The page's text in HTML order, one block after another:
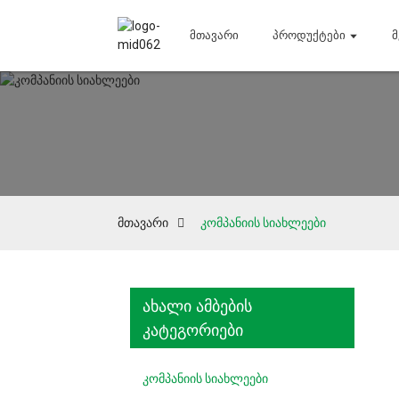
Მთავარი Პროდუქტები
მთავარი კომპანიის სიახლეები
ახალი ამბების
კატეგორიები
კომპანიის სიახლეები